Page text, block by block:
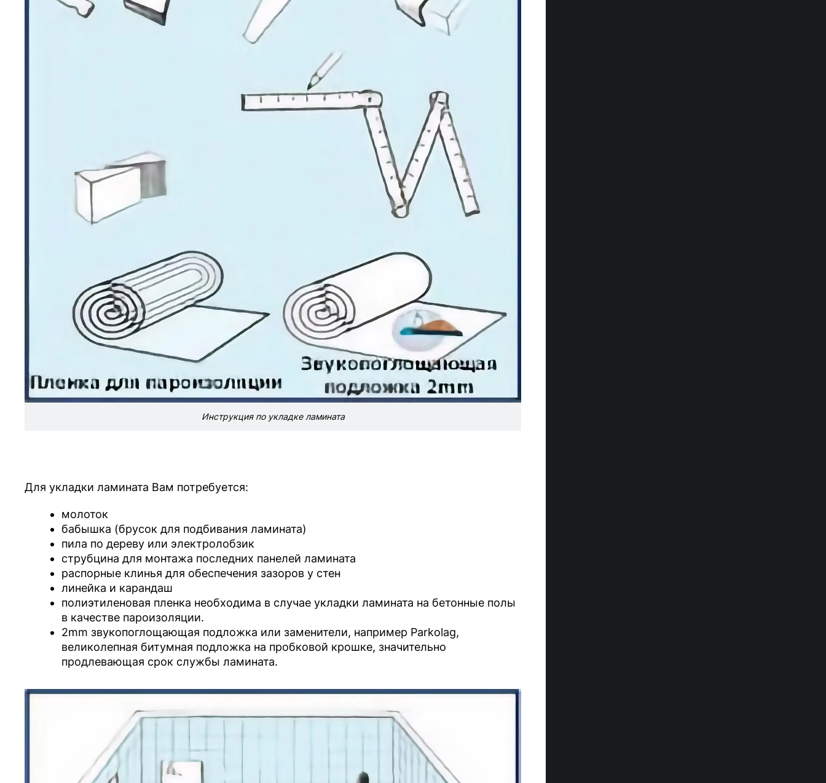
Инструкция по укладке ламината
Для укладки ламината Вам потребуется:
молоток
бабышка (брусок для подбивания ламината)
пила по дереву или электролобзик
струбцина для монтажа последних панелей ламината
распорные клинья для обеспечения зазоров у стен
линейка и карандаш
полиэтиленовая пленка необходима в случае укладки ламината на бетонные полы
в качестве пароизоляции.
2mm звукопоглощающая подложка или заменители, например Parkolag,
великолепная битумная подложка на пробковой крошке, значительно
продлевающая срок службы ламината.